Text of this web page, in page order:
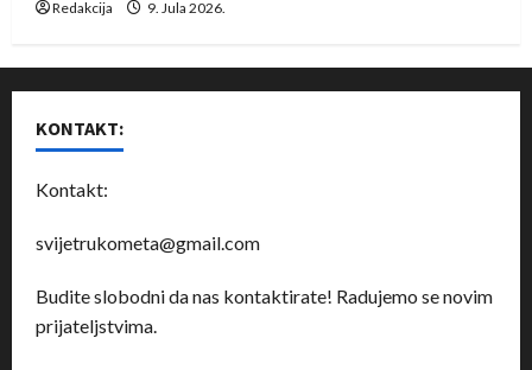
Redakcija 9. Jula 2026.
KONTAKT:
Kontakt:
svijetrukometa@gmail.com
Budite slobodni da nas kontaktirate! Radujemo se novim
prijateljstvima.